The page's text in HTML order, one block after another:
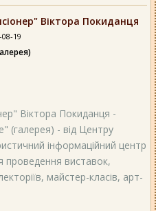
Віктора Покиданця
19
Віктора Покиданця -
(галерея) - від Центру
інформаційний центр
проведення виставок,
майстер-класів, арт-